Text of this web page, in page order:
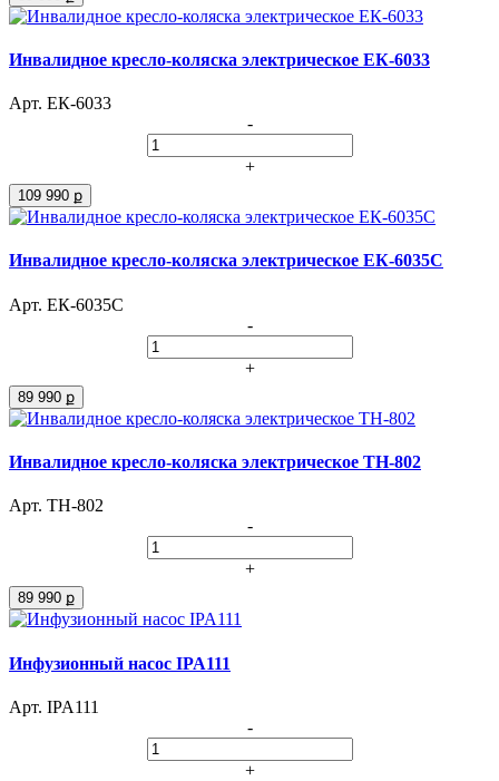
Инвалидное кресло-коляска электрическое ЕК-6033
Арт. ЕК-6033
-
+
109 990 ք
Инвалидное кресло-коляска электрическое ЕК-6035С
Арт. ЕК-6035С
-
+
89 990 ք
Инвалидное кресло-коляска электрическое ТH-802
Арт. ТH-802
-
+
89 990 ք
Инфузионный насос IPA111
Арт. IPA111
-
+